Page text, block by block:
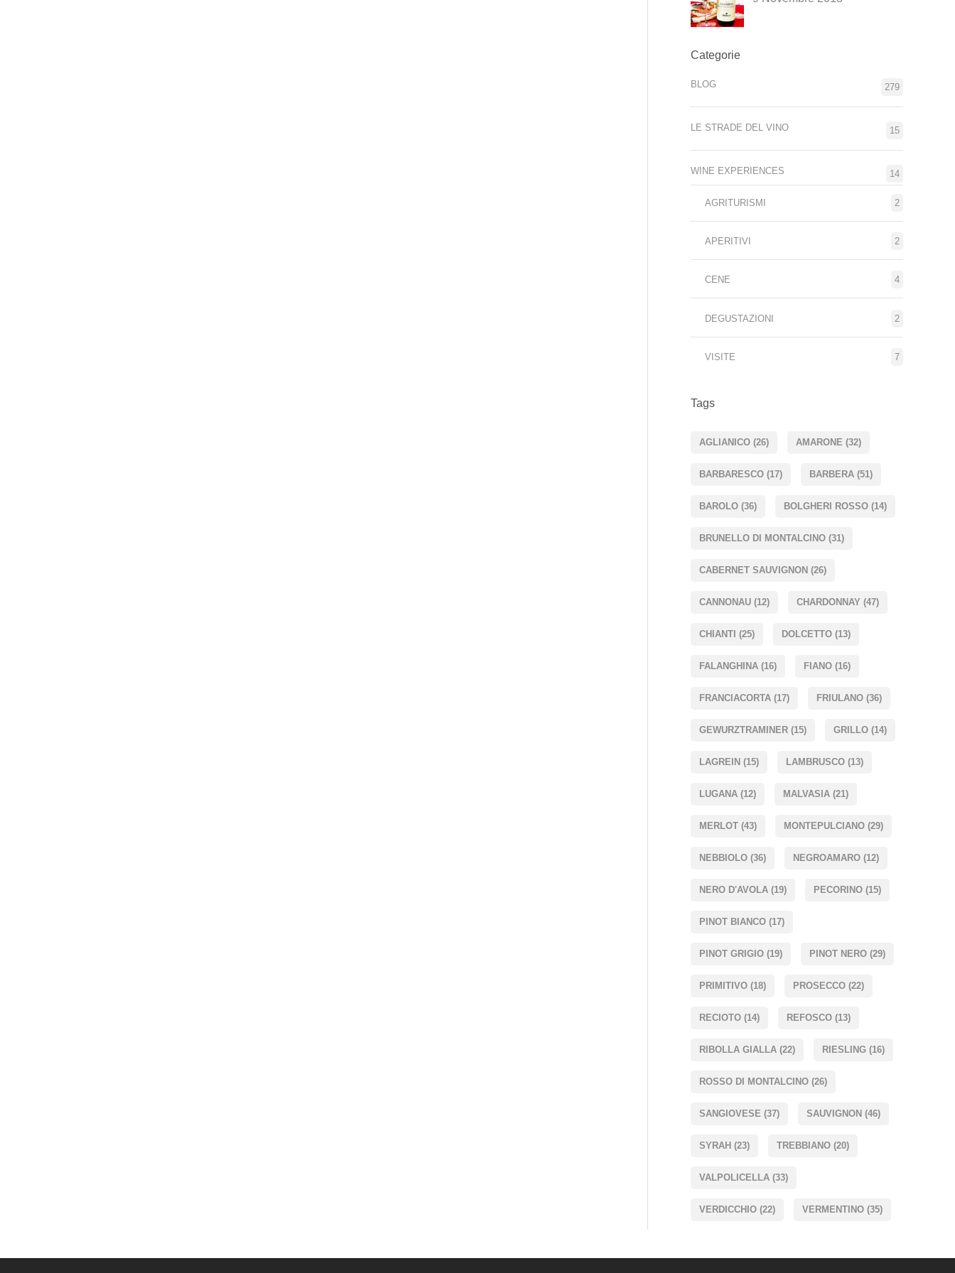
Categorie
BLOG 279
LE STRADE DEL VINO 15
WINE EXPERIENCES 14
AGRITURISMI 2
APERITIVI 2
CENE 4
DEGUSTAZIONI 2
VISITE 7
Tags
AGLIANICO (26) AMARONE (32)
BARBARESCO (17) BARBERA (51)
BAROLO (36) BOLGHERI ROSSO (14)
BRUNELLO DI MONTALCINO (31)
CABERNET SAUVIGNON (26)
CANNONAU (12) CHARDONNAY (47)
CHIANTI (25) DOLCETTO (13)
FALANGHINA (16) FIANO (16)
FRANCIACORTA (17) FRIULANO (36)
GEWURZTRAMINER (15) GRILLO (14)
LAGREIN (15) LAMBRUSCO (13)
LUGANA (12) MALVASIA (21)
MERLOT (43) MONTEPULCIANO (29)
NEBBIOLO (36) NEGROAMARO (12)
NERO D'AVOLA (19) PECORINO (15)
PINOT BIANCO (17)
PINOT GRIGIO (19) PINOT NERO (29)
PRIMITIVO (18) PROSECCO (22)
RECIOTO (14) REFOSCO (13)
RIBOLLA GIALLA (22) RIESLING (16)
ROSSO DI MONTALCINO (26)
SANGIOVESE (37) SAUVIGNON (46)
SYRAH (23) TREBBIANO (20)
VALPOLICELLA (33)
VERDICCHIO (22) VERMENTINO (35)